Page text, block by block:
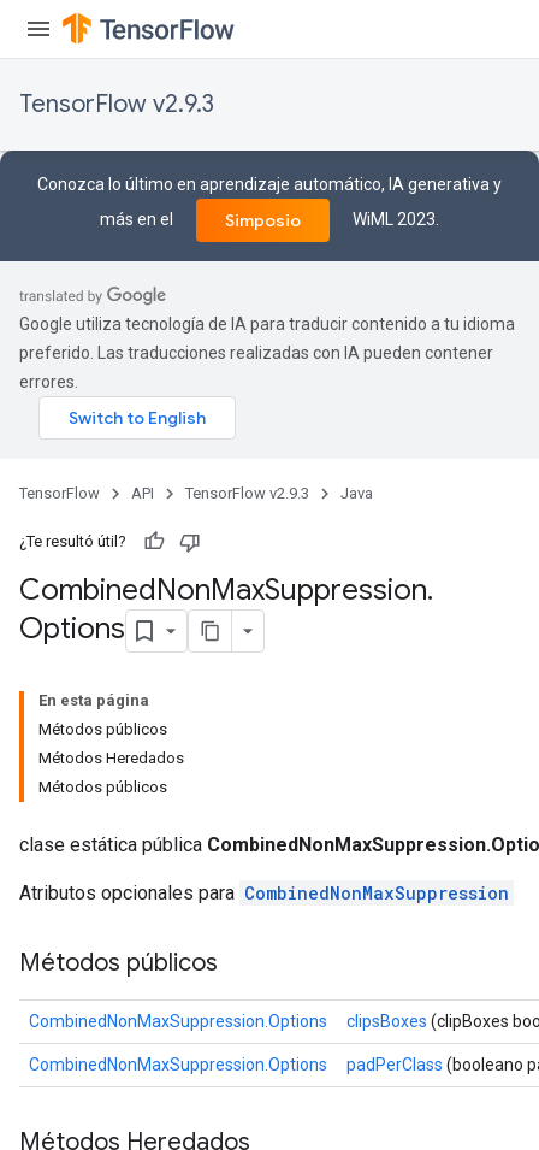
TensorFlow v2.9.3
Conozca lo último en aprendizaje automático, IA generativa y
más en el
Simposio WiML 2023.
Google utiliza tecnología de IA para traducir contenido a tu idioma
preferido. Las traducciones realizadas con IA pueden contener
errores.
TensorFlow API TensorFlow v2.9.3 Java
¿Te resultó útil?
CombinedNonMaxSuppression.
Options
En esta página
Métodos públicos
Métodos Heredados
Métodos públicos
clase estática pública
Atributos opcionales para CombinedNonMaxSuppression
Métodos públicos
CombinedNonMaxSuppression.Options clipsBoxes (clipBoxes
CombinedNonMaxSuppression.Options padPerClass (booleano
Métodos Heredados